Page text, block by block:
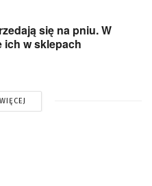
się na pniu. W
ich w sklepach